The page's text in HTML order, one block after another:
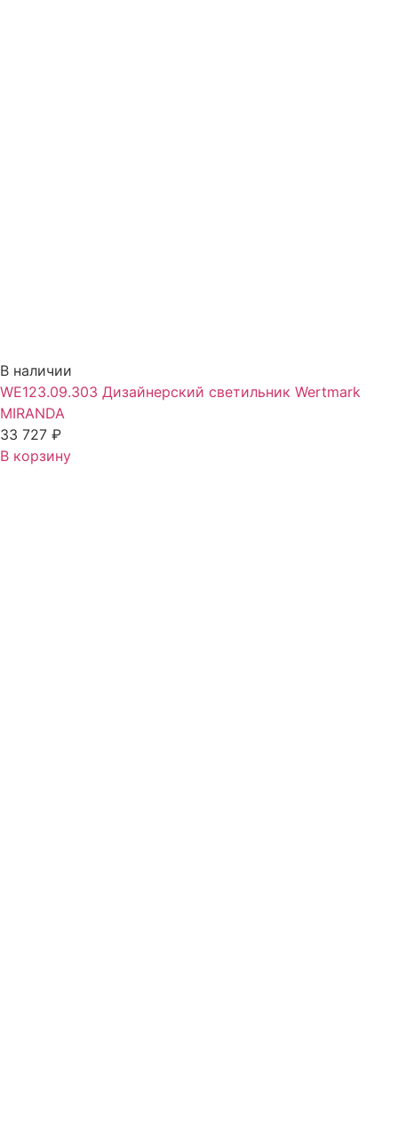
В наличии
WE123.09.303 Дизайнерский светильник Wertmark
MIRANDA
33 727 ₽
В корзину